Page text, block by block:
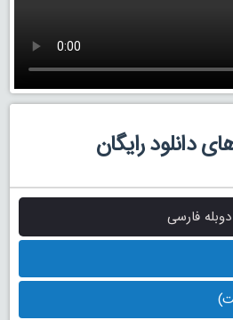
دانلود رایگان
دوبله فارسی